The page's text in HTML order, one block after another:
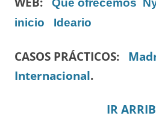
Qué ofrecemos
inicio
Ideario
CASOS PRÁCTICOS:
Internacional.
IR